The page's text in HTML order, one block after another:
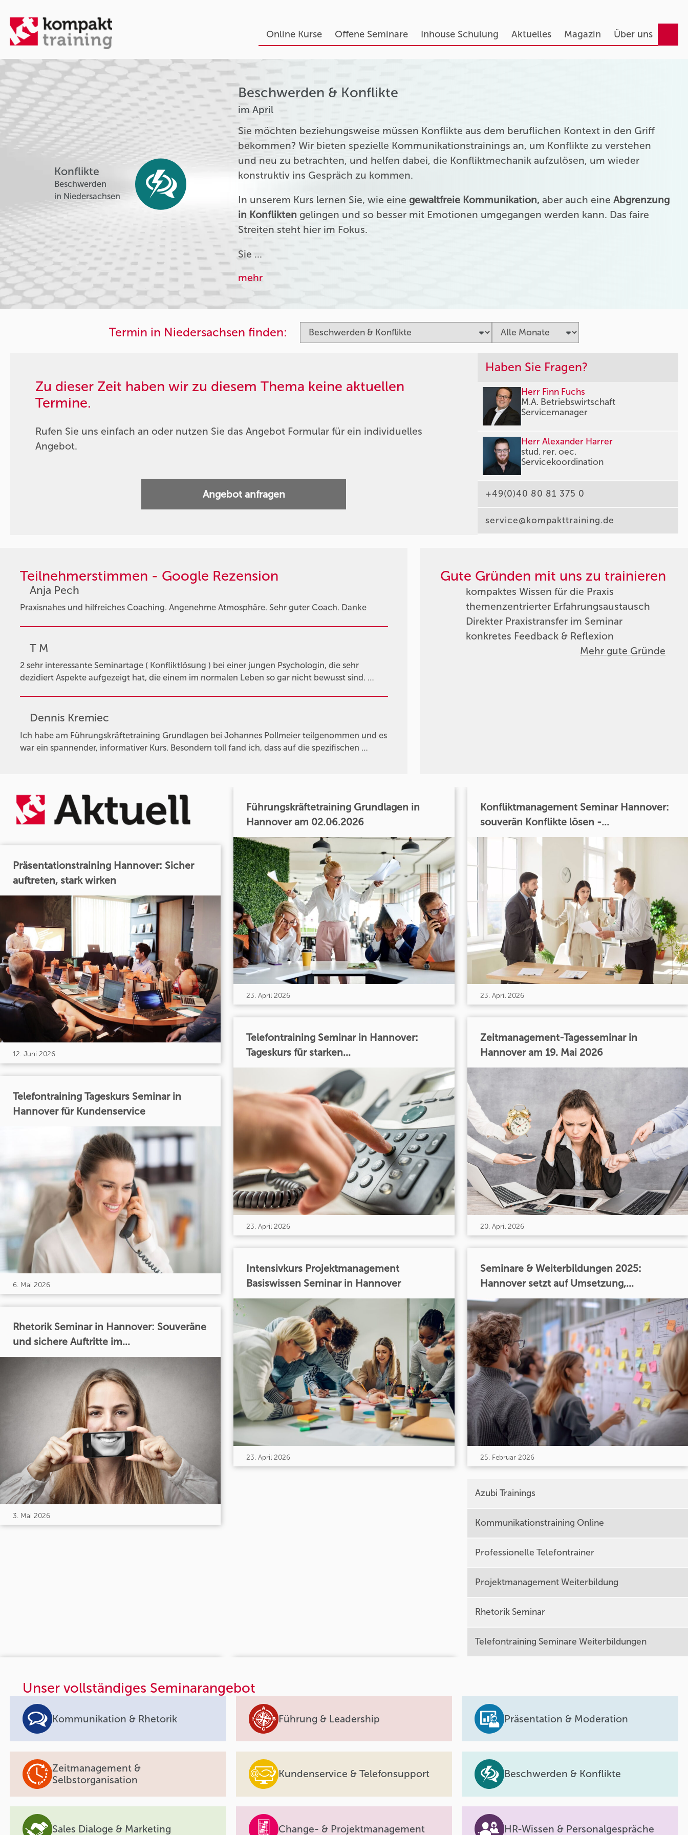
Online Kurse Offene Seminare Inhouse Schulung Aktuelles Magazin Über uns
Konflikte
Beschwerden
in Niedersachsen
Beschwerden & Konflikte
im April
Sie möchten beziehungsweise müssen Konflikte aus dem beruflichen Kontext in den Griff
bekommen? Wir bieten spezielle Kommunikationstrainings an, um Konflikte zu verstehen
und neu zu betrachten, und helfen dabei, die Konfliktmechanik aufzulösen, um wieder
konstruktiv ins Gespräch zu kommen.
In unserem Kurs lernen Sie, wie einegewaltfreie Kommunikation, aber auch eineAbgrenzung
in Konflikten gelingen und so besser mit Emotionen umgegangen werden kann. Das faire
Streiten steht hier im Fokus.
Sie …
mehr
Termin in Niedersachsen finden:
Zu dieser Zeit haben wir zu diesem Thema keine aktuellen
Termine.
Rufen Sie uns einfach an oder nutzen Sie das Angebot Formular für ein individuelles
Angebot.
Angebot anfragen
Haben Sie Fragen?
Herr Finn Fuchs
M.A. Betriebswirtschaft
Servicemanager
Herr Alexander Harrer
stud. rer. oec.
Servicekoordination
+49(0)40 80 81 375 0
service@kompakttraining.de
Teilnehmerstimmen - Google Rezension
Anja Pech
Praxisnahes und hilfreiches Coaching. Angenehme Atmosphäre. Sehr guter Coach. Danke
T M
2 sehr interessante Seminartage ( Konfliktlösung ) bei einer jungen Psychologin, die sehr
dezidiert Aspekte aufgezeigt hat, die einem im normalen Leben so gar nicht bewusst sind. …
Dennis Kremiec
Ich habe am Führungskräftetraining Grundlagen bei Johannes Pollmeier teilgenommen und es
war ein spannender, informativer Kurs. Besondern toll fand ich, dass auf die spezifischen …
Gute Gründen mit uns zu trainieren
kompaktes Wissen für die Praxis
themenzentrierter Erfahrungsaustausch
Direkter Praxistransfer im Seminar
konkretes Feedback & Reflexion
Mehr gute Gründe
Präsentationstraining Hannover: Sicher
auftreten, stark wirken
12. Juni 2026
Telefontraining Tageskurs Seminar in
Hannover für Kundenservice
6. Mai 2026
Rhetorik Seminar in Hannover: Souveräne
und sichere Auftritte im...
3. Mai 2026
Führungskräftetraining Grundlagen in
Hannover am 02.06.2026
23. April 2026
Telefontraining Seminar in Hannover:
Tageskurs für starken...
23. April 2026
Intensivkurs Projektmanagement
Basiswissen Seminar in Hannover
23. April 2026
Konfliktmanagement Seminar Hannover:
souverän Konflikte lösen -...
23. April 2026
Zeitmanagement-Tagesseminar in
Hannover am 19. Mai 2026
20. April 2026
Seminare & Weiterbildungen 2025:
Hannover setzt auf Umsetzung,...
25. Februar 2026
Azubi Trainings
Kommunikationstraining Online
Professionelle Telefontrainer
Projektmanagement Weiterbildung
Rhetorik Seminar
Telefontraining Seminare Weiterbildungen
Unser vollständiges Seminarangebot
Kommunikation & Rhetorik Führung & Leadership Präsentation & Moderation
Zeitmanagement &
Selbstorganisation
Kundenservice & Telefonsupport Beschwerden & Konflikte
Sales Dialoge & Marketing Change- & Projektmanagement HR-Wissen & Personalgespräche